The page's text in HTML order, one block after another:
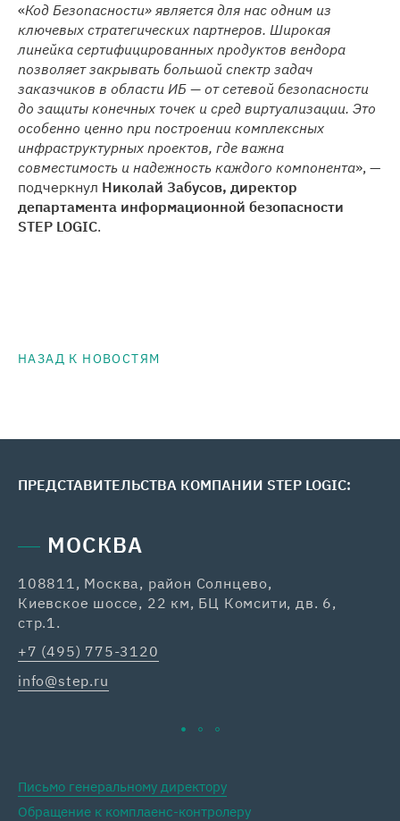
«Код Безопасности» является для нас одним из
ключевых стратегических партнеров. Широкая
линейка сертифицированных продуктов вендора
позволяет закрывать большой спектр задач
заказчиков в области ИБ — от сетевой безопасности
до защиты конечных точек и сред виртуализации. Это
особенно ценно при построении комплексных
инфраструктурных проектов, где важна
совместимость и надежность каждого компонента», —
подчеркнул Николай Забусов, директор
департамента информационной безопасности
STEP LOGIC.
НАЗАД К НОВОСТЯМ
ПРЕДСТАВИТЕЛЬСТВА КОМПАНИИ STEP LOGIC:
МОСКВА
108811, Москва, район Солнцево,
Киевское шоссе, 22 км, БЦ Комсити, дв. 6,
стр.1.
+7 (495) 775-3120
info@step.ru
Письмо генеральному директору
Обращение к комплаенс-контролеру